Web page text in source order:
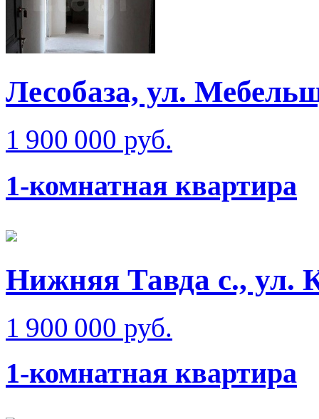
Лесобаза, ул.
1 900 000 руб.
1-комнатная квартира
Нижняя Тавда с., ул.
1 900 000 руб.
1-комнатная квартира